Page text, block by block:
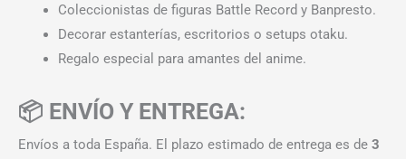
Coleccionistas de figuras Battle Record y Banpresto.
Decorar estanterías, escritorios o setups otaku.
Regalo especial para amantes del anime.
📦 ENVÍO Y ENTREGA:
Envíos a toda España. El plazo estimado de entrega es de 3